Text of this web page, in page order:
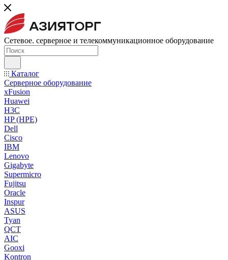
Сетевое. серверное и телекоммуникационное оборудование
Каталог
Серверное оборудование
xFusion
Huawei
H3C
HP (HPE)
Dell
Cisco
IBM
Lenovo
Gigabyte
Supermicro
Fujitsu
Oracle
Inspur
ASUS
Tyan
QCT
AIC
Gooxi
Kontron